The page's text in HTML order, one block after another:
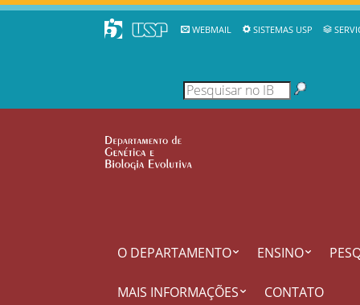
WEBMAIL SISTEMAS USP
O DEPARTAMENTO ENSINO
MAIS INFORMAÇÕES CONTATO